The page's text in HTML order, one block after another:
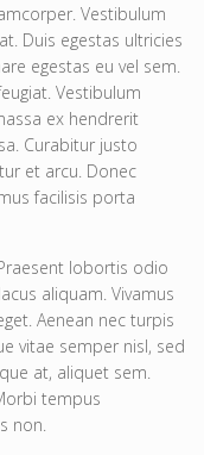
Vestibulum
Duis egestas ultricies
egestas eu vel sem.
Vestibulum
ex hendrerit
Curabitur justo
et arcu. Donec
facilisis porta
lobortis odio
aliquam. Vivamus
Aenean nec turpis
vitae semper nisl, sed
at, aliquet sem.
tempus
non.